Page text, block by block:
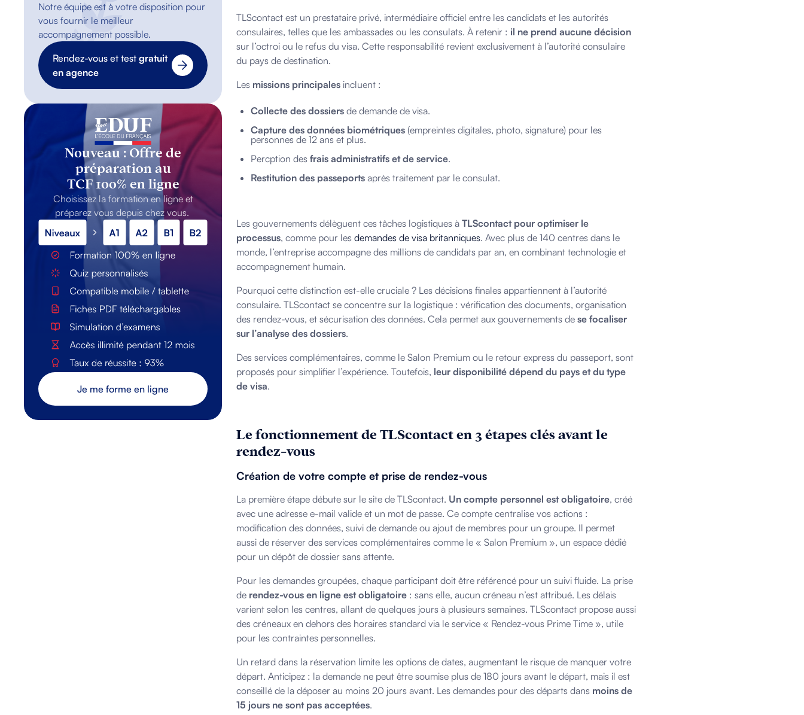
Notre équipe est à votre disposition pour
vous fournir le meilleur
accompagnement possible.
Rendez-vous et test gratuit
en agence
Nouveau : Offre de
préparation au
TCF 100% en ligne
Choisissez la formation en ligne et
préparez vous depuis chez vous.
Je me forme en ligne
TLScontact est un prestataire privé, intermédiaire officiel entre les candidats et les autorités
consulaires, telles que les ambassades ou les consulats. À retenir : il ne prend aucune décision
sur l’octroi ou le refus du visa. Cette responsabilité revient exclusivement à l’autorité consulaire
du pays de destination.
Les missions principales incluent :
Collecte des dossiers de demande de visa.
Capture des données biométriques (empreintes digitales, photo, signature) pour les
personnes de 12 ans et plus.
Percption des frais administratifs et de service.
Restitution des passeports après traitement par le consulat.
Les gouvernements délèguent ces tâches logistiques à TLScontact pour optimiser le
processus, comme pour les demandes de visa britanniques. Avec plus de 140 centres dans le
monde, l’entreprise accompagne des millions de candidats par an, en combinant technologie et
accompagnement humain.
Pourquoi cette distinction est-elle cruciale ? Les décisions finales appartiennent à l’autorité
consulaire. TLScontact se concentre sur la logistique : vérification des documents, organisation
des rendez-vous, et sécurisation des données. Cela permet aux gouvernements de se focaliser
sur l’analyse des dossiers.
Des services complémentaires, comme le Salon Premium ou le retour express du passeport, sont
proposés pour simplifier l’expérience. Toutefois, leur disponibilité dépend du pays et du type
de visa.
Le fonctionnement de TLScontact en 3 étapes clés avant le
rendez-vous
Création de votre compte et prise de rendez-vous
La première étape débute sur le site de TLScontact. Un compte personnel est obligatoire, créé
avec une adresse e-mail valide et un mot de passe. Ce compte centralise vos actions :
modification des données, suivi de demande ou ajout de membres pour un groupe. Il permet
aussi de réserver des services complémentaires comme le « Salon Premium », un espace dédié
pour un dépôt de dossier sans attente.
Pour les demandes groupées, chaque participant doit être référencé pour un suivi fluide. La prise
de rendez-vous en ligne est obligatoire : sans elle, aucun créneau n’est attribué. Les délais
varient selon les centres, allant de quelques jours à plusieurs semaines. TLScontact propose aussi
des créneaux en dehors des horaires standard via le service « Rendez-vous Prime Time », utile
pour les contraintes personnelles.
Un retard dans la réservation limite les options de dates, augmentant le risque de manquer votre
départ. Anticipez : la demande ne peut être soumise plus de 180 jours avant le départ, mais il est
conseillé de la déposer au moins 20 jours avant. Les demandes pour des départs dans moins de
15 jours ne sont pas acceptées.